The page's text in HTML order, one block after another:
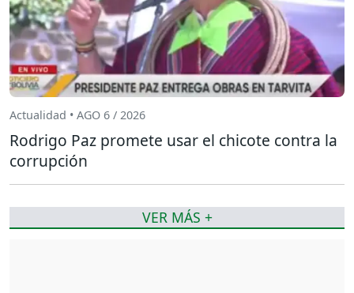
Actualidad • AGO 6 / 2026
Rodrigo Paz promete usar el chicote contra la
corrupción
VER MÁS +